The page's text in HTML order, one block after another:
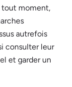
tout moment,
autrefois
consulter leur
et garder un